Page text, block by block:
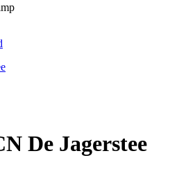
De Jagerstee